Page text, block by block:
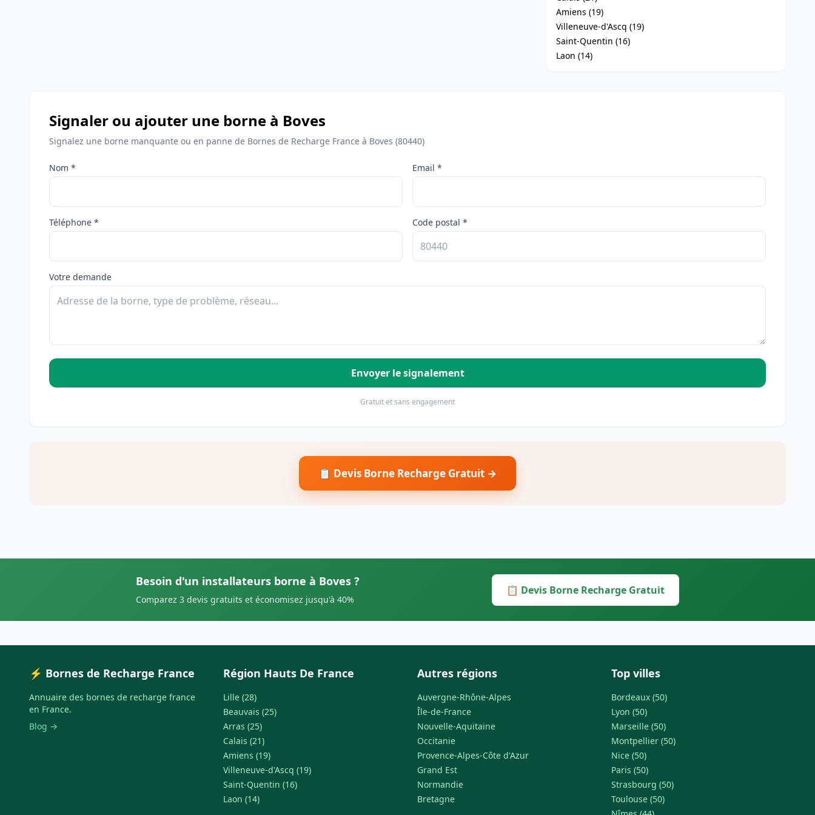
Amiens (19)
Villeneuve-d'Ascq (19)
Saint-Quentin (16)
Laon (14)
Signaler ou ajouter une borne à Boves
Signalez une borne manquante ou en panne de Bornes de Recharge France à Boves (80440)
Nom * Email *
Téléphone * Code postal *
Votre demande
Envoyer le signalement
Gratuit et sans engagement
📋 Devis Borne Recharge Gratuit →
Besoin d'un installateurs borne à Boves ?
Comparez 3 devis gratuits et économisez jusqu'à 40%
📋 Devis Borne Recharge Gratuit
⚡ Bornes de Recharge France
Annuaire des bornes de recharge france
en France.
Blog →
Région Hauts De France
Lille (28)
Beauvais (25)
Arras (25)
Calais (21)
Amiens (19)
Villeneuve-d'Ascq (19)
Saint-Quentin (16)
Laon (14)
Autres régions
Auvergne-Rhône-Alpes
Île-de-France
Nouvelle-Aquitaine
Occitanie
Provence-Alpes-Côte d'Azur
Grand Est
Normandie
Bretagne
Top villes
Bordeaux (50)
Lyon (50)
Marseille (50)
Montpellier (50)
Nice (50)
Paris (50)
Strasbourg (50)
Toulouse (50)